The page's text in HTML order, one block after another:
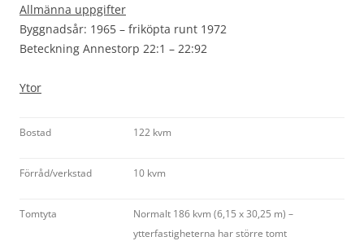
Allmänna uppgifter
Byggnadsår: 1965 – friköpta runt 1972
Beteckning Annestorp 22:1 – 22:92
Ytor
Bostad 122 kvm
Förråd/verkstad 10 kvm
Tomtyta
Normalt 186 kvm (6,15 x 30,25 m) –
ytterfastigheterna har större tomt